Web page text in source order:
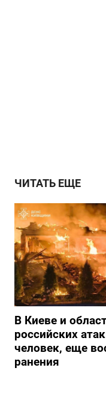
ЧИТАТЬ ЕЩЕ
В Киеве и
российских
человек, еще
ранения